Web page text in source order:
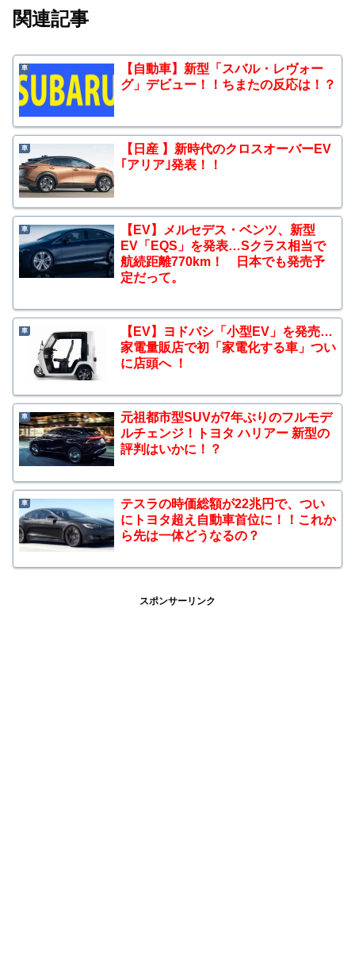
関連記事
車
【自動車】新型「スバル・レヴォー
グ」デビュー！！ちまたの反応は！？
車
【日産 】新時代のクロスオーバーEV
｢アリア｣発表！！
車
【EV】メルセデス・ベンツ、新型
EV「EQS」を発表…Sクラス相当で
航続距離770km！ 日本でも発売予
定だって。
車
【EV】ヨドバシ「小型EV」を発売…
家電量販店で初「家電化する車」つい
に店頭へ ！
車
元祖都市型SUVが7年ぶりのフルモデ
ルチェンジ！トヨタ ハリアー 新型の
評判はいかに！？
車
テスラの時価総額が22兆円で、つい
にトヨタ超え自動車首位に！！これか
ら先は一体どうなるの？
スポンサーリンク